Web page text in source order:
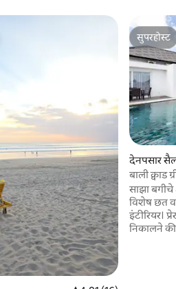
सुपरहोस्ट
सुपरहोस्ट
देनपसार
बाली क्वाड
साझा
विशेष छत
इंटीरियर।
निकालने की